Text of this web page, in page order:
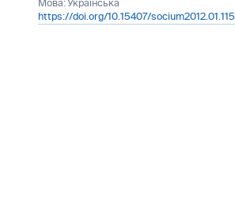
Мова:Українська
https://doi.org/10.15407/socium2012.01.115